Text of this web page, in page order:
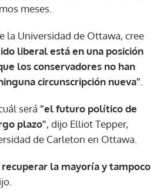
meses.
la Universidad de Ottawa, cree
liberal está en una posición
los conservadores no han
circunscripción nueva"
será "el futuro político de
plazo", dijo Elliot Tepper,
de Carleton en Ottawa.
la mayoría y tampoco